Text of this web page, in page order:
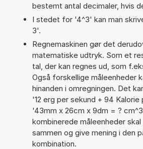
bestemt antal decimaler, hvis
I stedet for '4^3' kan man
3'.
Regnemaskinen gør det
matematiske udtryk. Som et
tal, der kan regnes ud, som
Også forskellige måleenheder
hinanden i omregningen. Det
'12 erg per sekund + 94
'43mm x 26cm x 9dm = ?
kombinerede måleenheder
sammen og give mening i den
kombination.